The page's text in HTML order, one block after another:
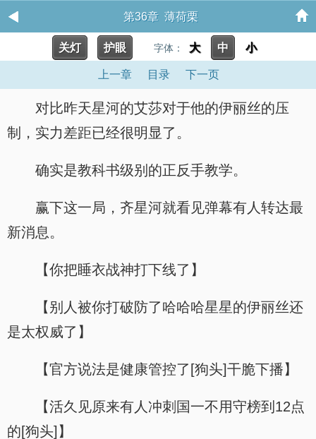
第36章 薄荷栗
关灯 护眼 字体： 大 中 小
上一章 目录 下一页
对比昨天星河的艾莎对于他的伊丽丝的压
制，实力差距已经很明显了。
确实是教科书级别的正反手教学。
赢下这一局，齐星河就看见弹幕有人转达最
新消息。
【你把睡衣战神打下线了】
【别人被你打破防了哈哈哈星星的伊丽丝还
是太权威了】
【官方说法是健康管控了[狗头]干脆下播】
【活久见原来有人冲刺国一不用守榜到12点
的[狗头]】